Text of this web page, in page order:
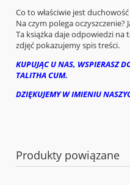
Co to właściwie jest
Na czym polega oczyszczenie?
Ta książka daje odpowiedzi na
zdjęć pokazujemy spis treści.
KUPUJĄC U NAS, WSPIERASZ
TALITHA CUM.
DZIĘKUJEMY W IMIENIU
Produkty powiązane